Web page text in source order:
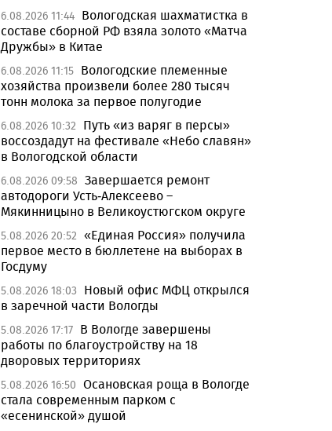
6.08.2026 11:44 Вологодская шахматистка в
составе сборной РФ взяла золото «Матча
Дружбы» в Китае
6.08.2026 11:15 Вологодские племенные
хозяйства произвели более 280 тысяч
тонн молока за первое полугодие
6.08.2026 10:32
Путь «из варяг в персы»
воссоздадут на фестивале «Небо славян»
в Вологодской области
6.08.2026 09:58 Завершается ремонт
автодороги Усть-Алексеево –
Мякинницыно в Великоустюгском округе
5.08.2026 20:52 «Единая Россия» получила
первое место в бюллетене на выборах в
Госдуму
5.08.2026 18:03
Новый офис МФЦ открылся
в заречной части Вологды
5.08.2026 17:17 В Вологде завершены
работы по благоустройству на 18
дворовых территориях
5.08.2026 16:50 Осановская роща в Вологде
стала современным парком с
«есенинской» душой